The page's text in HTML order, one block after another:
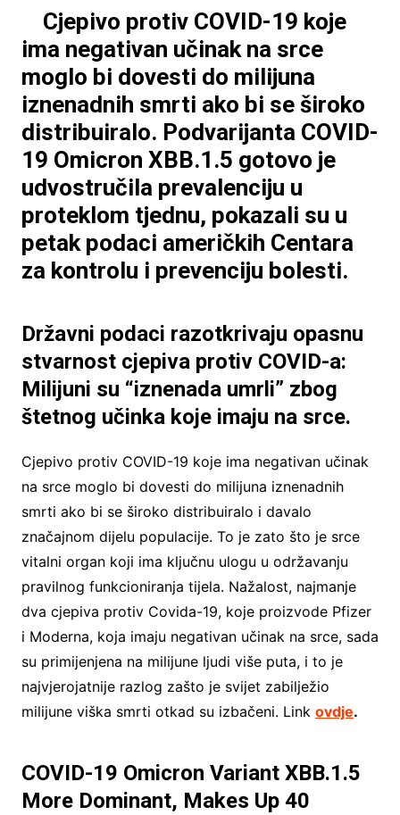
Cjepivo protiv COVID-19 koje
ima negativan učinak na srce
moglo bi dovesti do milijuna
iznenadnih smrti ako bi se široko
distribuiralo. Podvarijanta COVID-
19 Omicron XBB.1.5 gotovo je
udvostručila prevalenciju u
proteklom tjednu, pokazali su u
petak podaci američkih Centara
za kontrolu i prevenciju bolesti.
Državni podaci razotkrivaju opasnu
stvarnost cjepiva protiv COVID-a:
Milijuni su “iznenada umrli” zbog
štetnog učinka koje imaju na srce.
Cjepivo protiv COVID-19 koje ima negativan učinak
na srce moglo bi dovesti do milijuna iznenadnih
smrti ako bi se široko distribuiralo i davalo
značajnom dijelu populacije. To je zato što je srce
vitalni organ koji ima ključnu ulogu u održavanju
pravilnog funkcioniranja tijela. Nažalost, najmanje
dva cjepiva protiv Covida-19, koje proizvode Pfizer
i Moderna, koja imaju negativan učinak na srce, sada
su primijenjena na milijune ljudi više puta, i to je
najvjerojatnije razlog zašto je svijet zabilježio
milijune viška smrti otkad su izbačeni. Link ovdje.
COVID-19 Omicron Variant XBB.1.5
More Dominant, Makes Up 40